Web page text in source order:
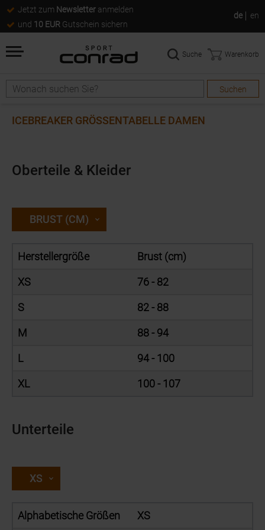
Jetzt zum Newsletter anmelden
und 10 EUR Gutschein sichern
de en
Suche
Suchen
Suche Warenkorb
ICEBREAKER GRÖSSENTABELLE DAMEN
Oberteile & Kleider
BRUST (CM)
Herstellergröße Brust (cm)
XS 76 - 82
S 82 - 88
M 88 - 94
L 94 - 100
XL 100 - 107
Unterteile
XS
Alphabetische Größen XS